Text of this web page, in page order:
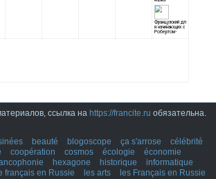
ссылка на https://francite.ru обязательна.
beauté blogoscope ça s'arrose
célébrité
coopération cosmos écologie
économie
hexagone historique
informatique
français en Russie les arts
les Français en Russie